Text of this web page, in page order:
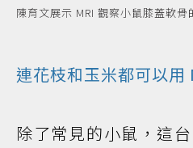
陳育文展示 MRI 觀察小鼠膝蓋軟
連花枝和玉米都可以用
除了常見的小鼠，這